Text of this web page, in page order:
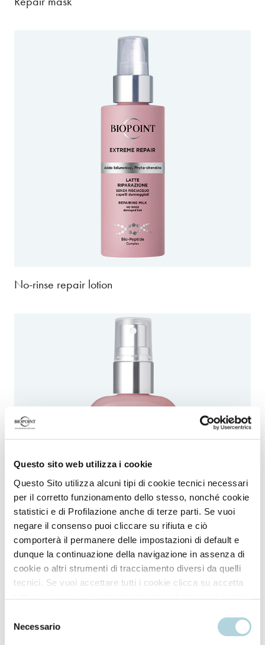
Questo sito web utilizza i cookie
Questo Sito utilizza alcuni tipi di cookie tecnici necessari
per il corretto funzionamento dello stesso, nonché cookie
statistici e di Profilazione anche di terze parti. Se vuoi
negare il consenso puoi cliccare su rifiuta e ciò
comporterà il permanere delle impostazioni di default e
dunque la continuazione della navigazione in assenza di
cookie o altri strumenti di tracciamento diversi da quelli
tecnici. Se vuoi accettare tutti i cookie clicca su accetta
più consulta la
delNecessario
No-rinse repair lotion
Concentrated repair serum